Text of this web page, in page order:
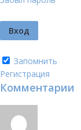
Запомнить
Регистрация
Комментарии